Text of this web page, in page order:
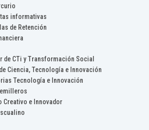
informativas
de Retención
de CTi y Transformación Social
Ciencia, Tecnología e Innovación
Tecnología e Innovación
Creativo e Innovador